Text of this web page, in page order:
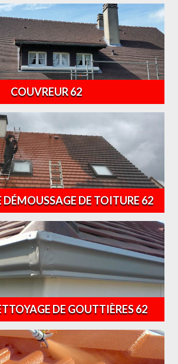
COUVREUR 62
DÉMOUSSAGE DE TOITURE 62
DE GOUTTIÈRES 62